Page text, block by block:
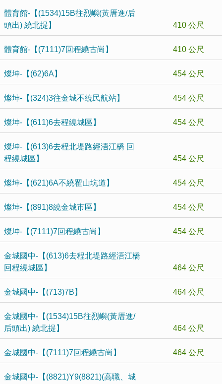
體育館-【(1534)15B往烈嶼(黃厝進/后
頭出) 繞北提】
410 公尺
體育館-【(7111)7回程繞古崗】 410 公尺
燦坤-【(62)6A】 454 公尺
燦坤-【(324)3往金城不繞民航站】 454 公尺
燦坤-【(611)6去程繞城區】 454 公尺
燦坤-【(613)6去程北堤路經浯江橋 回
程繞城區】
454 公尺
燦坤-【(621)6A不繞翟山坑道】 454 公尺
燦坤-【(891)8繞金城市區】 454 公尺
燦坤-【(7111)7回程繞古崗】 454 公尺
金城國中-【(613)6去程北堤路經浯江橋
回程繞城區】
464 公尺
金城國中-【(713)7B】 464 公尺
金城國中-【(1534)15B往烈嶼(黃厝進/
后頭出) 繞北提】
464 公尺
金城國中-【(7111)7回程繞古崗】 464 公尺
金城國中-【(8821)Y9(8821)(高職、城